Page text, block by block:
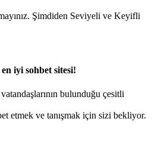
Şimdiden Seviyeli ve Keyifli
iyi sohbet sitesi!
bulunduğu çesitli
etmek ve tanışmak için sizi bekliyor.